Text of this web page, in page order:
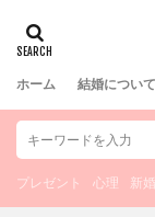
ホーム 結婚につい
プレゼント 心理 新婚
100均
書き方